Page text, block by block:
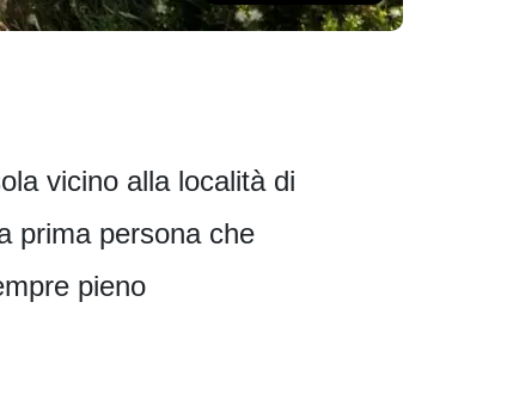
vicino alla località di
prima persona che
pieno